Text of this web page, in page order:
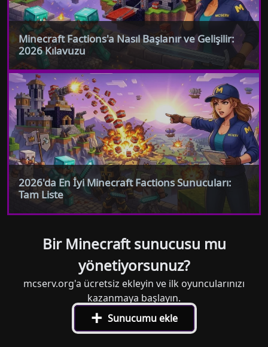
Minecraft Factions'a Nasıl Başlanır ve Gelişilir:
2026 Kılavuzu
2026'da En İyi Minecraft Factions Sunucuları:
Tam Liste
Bir Minecraft sunucusu mu
yönetiyorsunuz?
mcserv.org'a ücretsiz ekleyin ve ilk oyuncularınızı
kazanmaya başlayın.
+Sunucumu ekle